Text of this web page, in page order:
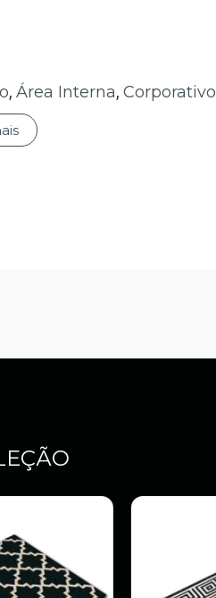
Área Interna Corporativo